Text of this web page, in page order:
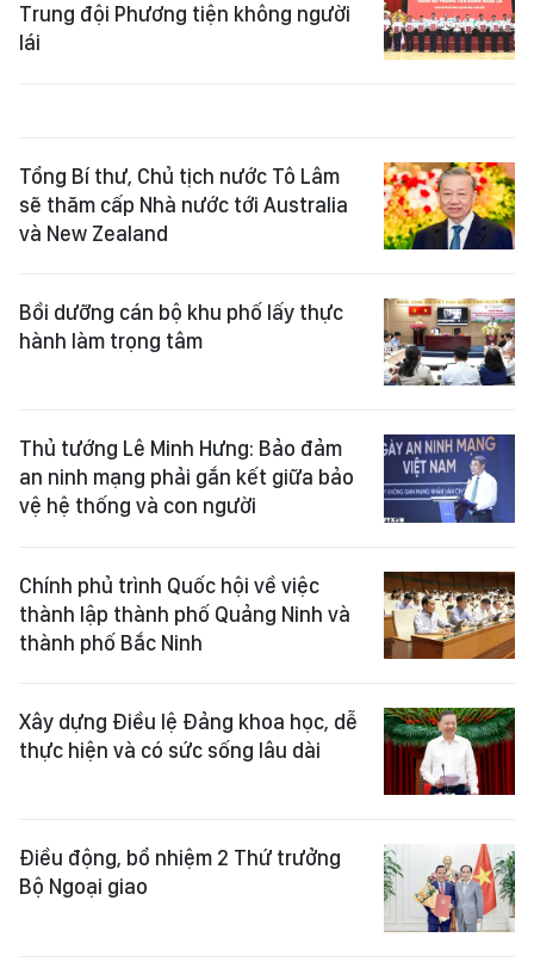
Trung đội Phương tiện không người
lái
Tổng Bí thư, Chủ tịch nước Tô Lâm
sẽ thăm cấp Nhà nước tới Australia
và New Zealand
Bồi dưỡng cán bộ khu phố lấy thực
hành làm trọng tâm
Thủ tướng Lê Minh Hưng: Bảo đảm
an ninh mạng phải gắn kết giữa bảo
vệ hệ thống và con người
Chính phủ trình Quốc hội về việc
thành lập thành phố Quảng Ninh và
thành phố Bắc Ninh
Xây dựng Điều lệ Đảng khoa học, dễ
thực hiện và có sức sống lâu dài
Điều động, bổ nhiệm 2 Thứ trưởng
Bộ Ngoại giao